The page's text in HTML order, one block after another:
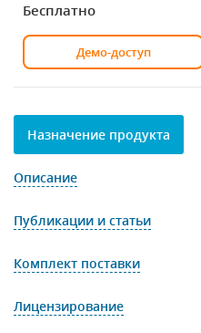
Бесплатно
Демо-доступ
Назначение продукта
Описание
Публикации и статьи
Комплект поставки
Лицензирование